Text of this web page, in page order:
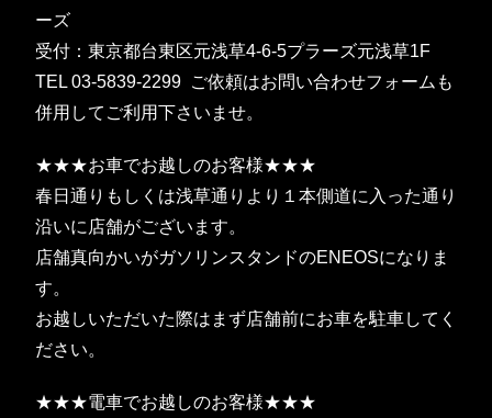
ーズ
受付：東京都台東区元浅草4-6-5プラーズ元浅草1F
TEL 03-5839-2299 ご依頼はお問い合わせフォームも
併用してご利用下さいませ。
★★★お車でお越しのお客様★★★
春日通りもしくは浅草通りより１本側道に入った通り
沿いに店舗がございます。
店舗真向かいがガソリンスタンドのENEOSになりま
す。
お越しいただいた際はまず店舗前にお車を駐車してく
ださい。
★★★電車でお越しのお客様★★★